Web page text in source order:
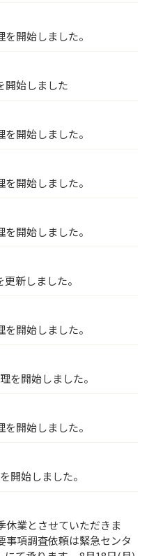
開始しました。
開始しました
開始しました。
開始しました。
開始しました。
新しました。
開始しました。
を開始しました。
開始しました。
開始しました。
休業とさせていただきま
事項調査依頼は緊急センタ